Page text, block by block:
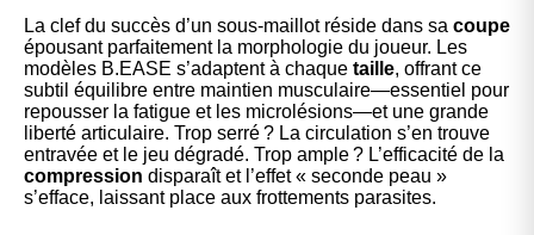
La clef du succès d’un sous-maillot réside dans sa coupe
épousant parfaitement la morphologie du joueur. Les
modèles B.EASE s’adaptent à chaque taille, offrant ce
subtil équilibre entre maintien musculaire—essentiel pour
repousser la fatigue et les microlésions—et une grande
liberté articulaire. Trop serré ? La circulation s’en trouve
entravée et le jeu dégradé. Trop ample ? L’efficacité de la
compression disparaît et l’effet « seconde peau »
s’efface, laissant place aux frottements parasites.